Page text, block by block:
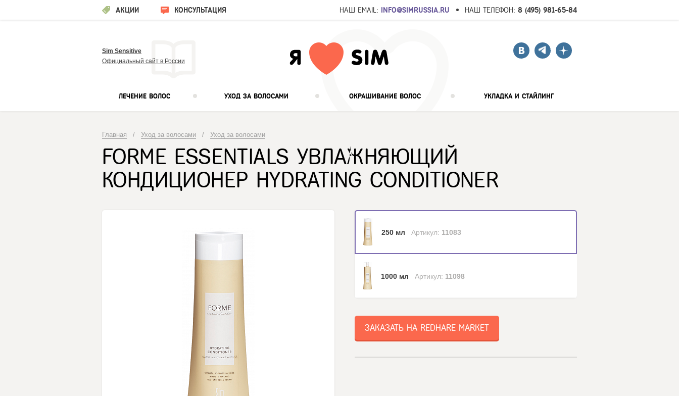
АКЦИИ КОНСУЛЬТАЦИЯ НАШ ТЕЛЕФОН: 8 (495) 981-65-84
НАШ EMAIL: INFO@SIMRUSSIA.RU
Sim Sensitive
Официальный сайт в России
ЛЕЧЕНИЕ ВОЛОС УХОД ЗА ВОЛОСАМИ ОКРАШИВАНИЕ ВОЛОС УКЛАДКА И СТАЙЛИНГ
Главная / Уход за волосами / Уход за волосами
FORME ESSENTIALS УВЛАЖНЯЮЩИЙ
КОНДИЦИОНЕР HYDRATING CONDITIONER
250 мл Артикул: 11083
1000 мл Артикул: 11098
ЗАКАЗАТЬ НА REDHARE MARKET